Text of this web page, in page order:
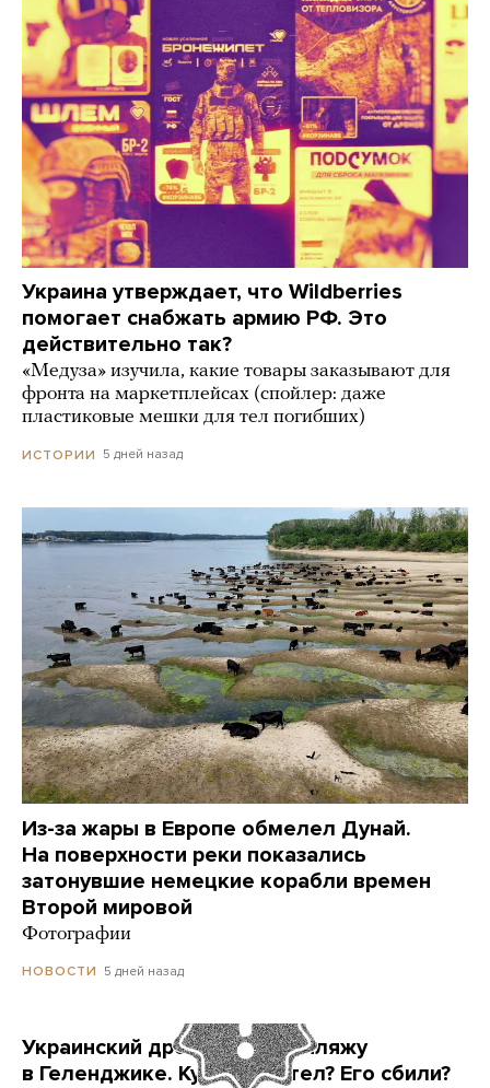
Украина утверждает, что Wildberries
помогает снабжать армию РФ. Это
действительно так?
«Медуза» изучила, какие товары заказывают для
фронта на маркетплейсах (спойлер: даже
пластиковые мешки для тел погибших)
ИСТОРИИ 5 дней назад
Из-за жары в Европе обмелел Дунай.
На поверхности реки показались
затонувшие немецкие корабли времен
Второй мировой
Фотографии
НОВОСТИ 5 дней назад
Украинский дрон попал по пляжу
в Геленджике. Куда он летел? Его сбили?